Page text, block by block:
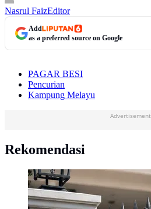
Nasrul FaizEditor
Add
as a preferred source on Google
PAGAR BESI
Pencurian
Kampung Melayu
Advertisement
Rekomendasi